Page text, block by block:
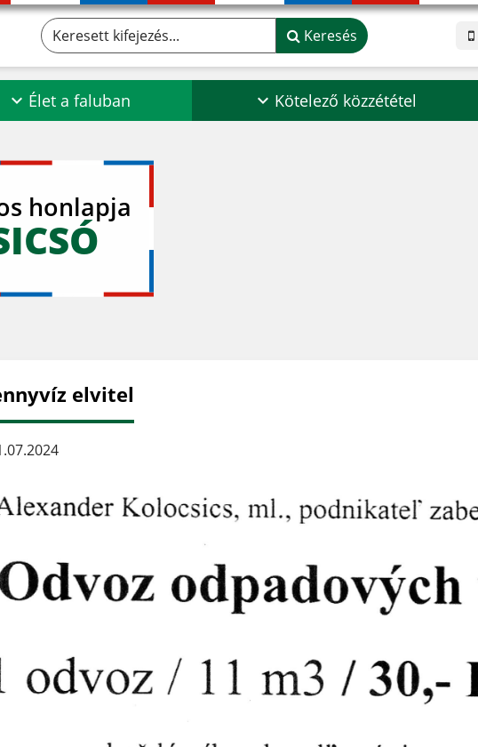
Keresett kifejezés... Keresés
Élet a faluban Kötelező közzététel
honlapja
elvitel